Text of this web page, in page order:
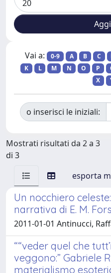
Vai a: 0-9 A B C
K
L M N O P
X
o inserisci le iniziali:
Mostrati risultati da 2 a 3
di 3
esporta
Un nocchiero
narrativa di E. M.
2011-01-01 Antinucci,
““veder quel che
veggono:” Gabriele
materialismo